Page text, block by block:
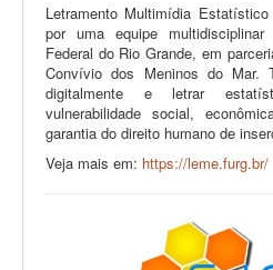
Letramento Multimídia
por uma equipe
Federal do Rio Grande, em
Convívio dos Meninos do Mar.
digitalmente e letrar
vulnerabilidade social,
garantia do direito humano de
Veja mais em: https://leme.furg.br/